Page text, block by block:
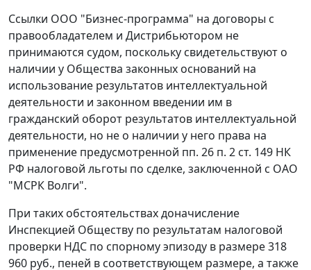
Ссылки ООО "Бизнес-программа" на договоры с
правообладателем и Дистрибьютором не
принимаются судом, поскольку свидетельствуют о
наличии у Общества законных оснований на
использование результатов интеллектуальной
деятельности и законном введении им в
гражданский оборот результатов интеллектуальной
деятельности, но не о наличии у него права на
применение предусмотренной пп. 26 п. 2 ст. 149 НК
РФ налоговой льготы по сделке, заключенной с ОАО
"МСРК Волги".
При таких обстоятельствах доначисление
Инспекцией Обществу по результатам налоговой
проверки НДС по спорному эпизоду в размере 318
960 руб., пеней в соответствующем размере, а также